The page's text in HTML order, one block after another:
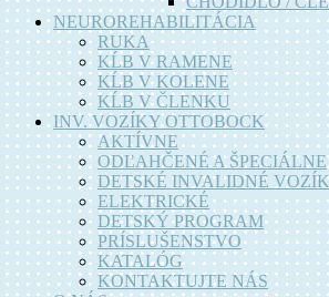
NEUROREHABILITÁCIA
RUKA
KĹB V RAMENE
KĹB V KOLENE
KĹB V ČLENKU
INV. VOZÍKY OTTOBOCK
AKTÍVNE
ODĽAHČENÉ A ŠPECIÁLNE
DETSKÉ INVALIDNÉ
ELEKTRICKÉ
DETSKÝ PROGRAM
PRÍSLUŠENSTVO
KATALÓG
KONTAKTUJTE NÁS